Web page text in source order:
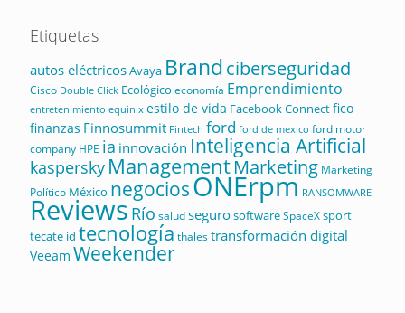
Etiquetas
autos eléctricosAvaya Brandciberseguridad
Cisco Double Click Ecológico economía Emprendimiento
entretenimiento equinix estilo de vida Facebook Connectfico
finanzas Finnosummit Fintech ford ford de mexico ford motor
company HPE ia innovación Inteligencia Artificial
kaspersky ManagementMarketing Marketing
Político México negociosONErpm RANSOMWARE
Reviews Río saludsegurosoftwareSpaceXsport
tecate id tecnología thalestransformación digital
Veeam Weekender